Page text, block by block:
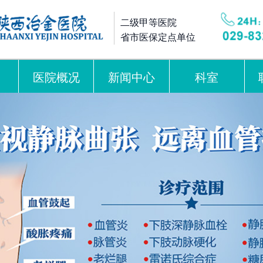
二级甲等医院
省市医保定点单位
医院概况 新闻中心 科室